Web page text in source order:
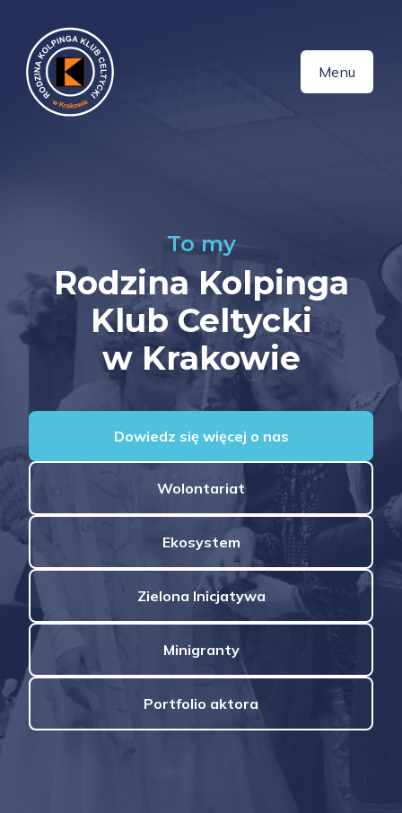
Menu
To my
Rodzina Kolpinga
Klub Celtycki
w Krakowie
Dowiedz się więcej o nas
Wolontariat
Ekosystem
Zielona Inicjatywa
Minigranty
Portfolio aktora